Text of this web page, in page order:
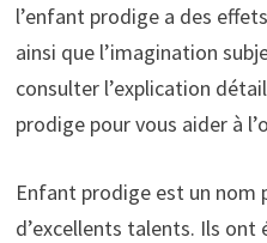
l’enfant prodige a des
ainsi que l’imagination
consulter l’explication
prodige pour vous aider à
Enfant prodige est un nom
d’excellents talents. Ils